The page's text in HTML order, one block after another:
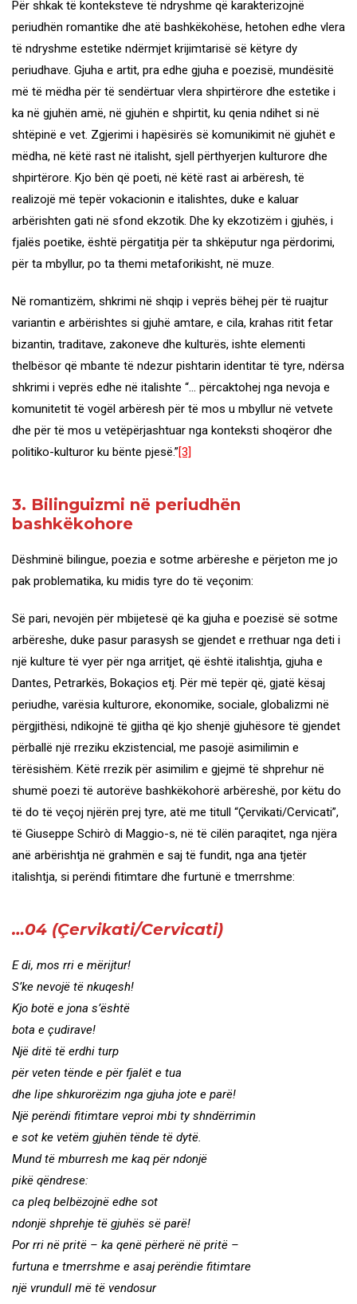
Për shkak të konteksteve të ndryshme që karakterizojnë
periudhën romantike dhe atë bashkëkohëse, hetohen edhe vlera
të ndryshme estetike ndërmjet krijimtarisë së këtyre dy
periudhave. Gjuha e artit, pra edhe gjuha e poezisë, mundësitë
më të mëdha për të sendërtuar vlera shpirtërore dhe estetike i
ka në gjuhën amë, në gjuhën e shpirtit, ku qenia ndihet si në
shtëpinë e vet. Zgjerimi i hapësirës së komunikimit në gjuhët e
mëdha, në këtë rast në italisht, sjell përthyerjen kulturore dhe
shpirtërore. Kjo bën që poeti, në këtë rast ai arbëresh, të
realizojë më tepër vokacionin e italishtes, duke e kaluar
arbërishten gati në sfond ekzotik. Dhe ky ekzotizëm i gjuhës, i
fjalës poetike, është përgatitja për ta shkëputur nga përdorimi,
për ta mbyllur, po ta themi metaforikisht, në muze.
Në romantizëm, shkrimi në shqip i veprës bëhej për të ruajtur
variantin e arbërishtes si gjuhë amtare, e cila, krahas ritit fetar
bizantin, traditave, zakoneve dhe kulturës, ishte elementi
thelbësor që mbante të ndezur pishtarin identitar të tyre, ndërsa
shkrimi i veprës edhe në italishte “… përcaktohej nga nevoja e
komunitetit të vogël arbëresh për të mos u mbyllur në vetvete
dhe për të mos u vetëpërjashtuar nga konteksti shoqëror dhe
politiko-kulturor ku bënte pjesë.”[3]
3. Bilinguizmi në periudhën
bashkëkohore
Dëshminë bilingue, poezia e sotme arbëreshe e përjeton me jo
pak problematika, ku midis tyre do të veçonim:
Së pari, nevojën për mbijetesë që ka gjuha e poezisë së sotme
arbëreshe, duke pasur parasysh se gjendet e rrethuar nga deti i
një kulture të vyer për nga arritjet, që është italishtja, gjuha e
Dantes, Petrarkës, Bokaçios etj. Për më tepër që, gjatë kësaj
periudhe, varësia kulturore, ekonomike, sociale, globalizmi në
përgjithësi, ndikojnë të gjitha që kjo shenjë gjuhësore të gjendet
përballë një rreziku ekzistencial, me pasojë asimilimin e
tërësishëm. Këtë rrezik për asimilim e gjejmë të shprehur në
shumë poezi të autorëve bashkëkohorë arbëreshë, por këtu do
të do të veçoj njërën prej tyre, atë me titull “Çervikati/Cervicati”,
të Giuseppe Schirò di Maggio-s, në të cilën paraqitet, nga njëra
anë arbërishtja në grahmën e saj të fundit, nga ana tjetër
italishtja, si perëndi fitimtare dhe furtunë e tmerrshme:
…04 (Çervikati/Cervicati)
E di, mos rri e mërijtur!
S’ke nevojë të nkuqesh!
Kjo botë e jona s’është
bota e çudirave!
Një ditë të erdhi turp
për veten tënde e për fjalët e tua
dhe lipe shkurorëzim nga gjuha jote e parë!
Një perëndi fitimtare veproi mbi ty shndërrimin
e sot ke vetëm gjuhën tënde të dytë.
Mund të mburresh me kaq për ndonjë
pikë qëndrese:
ca pleq belbëzojnë edhe sot
ndonjë shprehje të gjuhës së parë!
Por rri në pritë – ka qenë përherë në pritë –
furtuna e tmerrshme e asaj perëndie fitimtare
një vrundull më të vendosur